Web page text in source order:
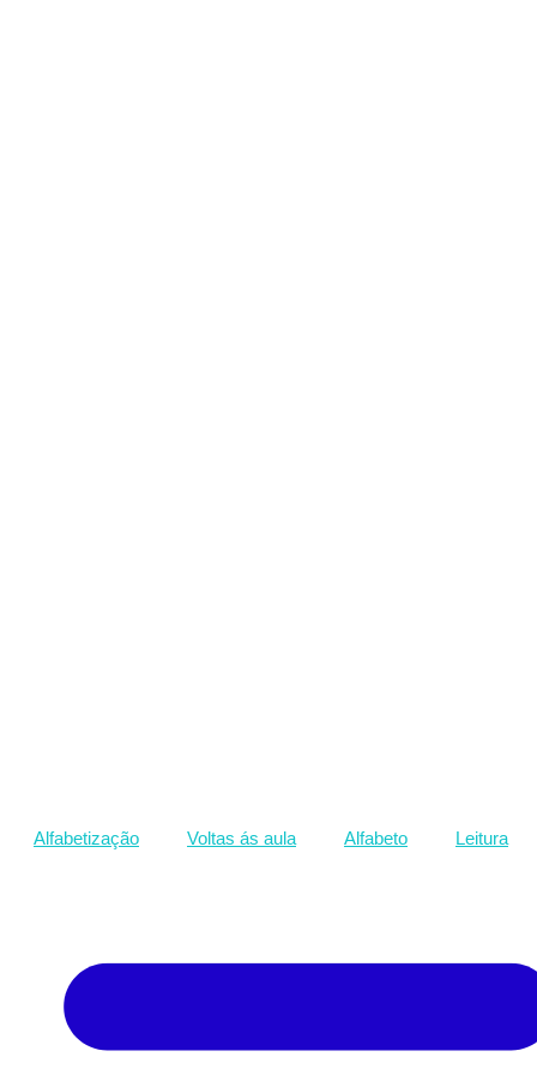
Alfabetização Voltas ás aula Alfabeto Leitura